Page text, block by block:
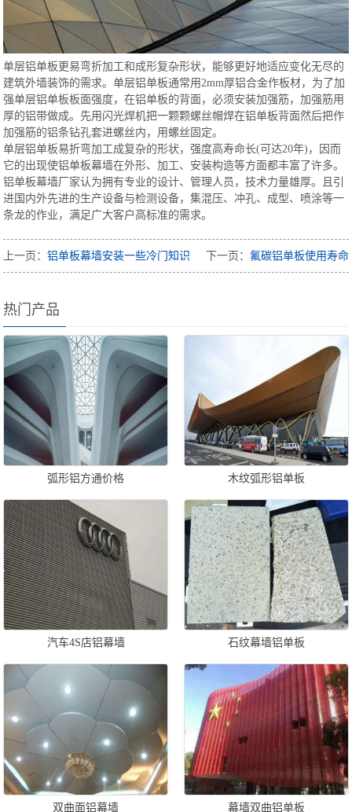
单层铝单板更易弯折加工和成形复杂形状，能够更好地适应变化无尽的
建筑外墙装饰的需求。单层铝单板通常用2mm厚铝合金作板材，为了加
强单层铝单板板面强度，在铝单板的背面，必须安装加强筋，加强筋用
厚的铝带做成。先用闪光焊机把一颗颗螺丝帽焊在铝单板背面然后把作
加强筋的铝条钻孔套进螺丝内，用螺丝固定。
单层铝单板易折弯加工成复杂的形状，强度高寿命长(可达20年)，因而
它的出现使铝单板幕墙在外形、加工、安装构造等方面都丰富了许多。
铝单板幕墙厂家认为拥有专业的设计、管理人员，技术力量雄厚。且引
进国内外先进的生产设备与检测设备，集混压、冲孔、成型、喷涂等一
条龙的作业，满足广大客户高标准的需求。
上一页：铝单板幕墙安装一些冷门知识 下一页： 氟碳铝单板使用寿命
热门产品
弧形铝方通价格 木纹弧形铝单板
汽车4S店铝幕墙 石纹幕墙铝单板
双曲面铝幕墙 幕墙双曲铝单板